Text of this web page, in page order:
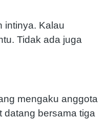
intinya. Kalau
Tidak ada juga
mengaku anggota
datang bersama tiga